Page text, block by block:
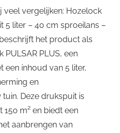
vergelijken: Hozelock
5 liter – 40 cm sproeilans –
het product als
PLUS, een
een inhoud van 5 liter,
en
Deze drukspuit is
m² en biedt een
aanbrengen van